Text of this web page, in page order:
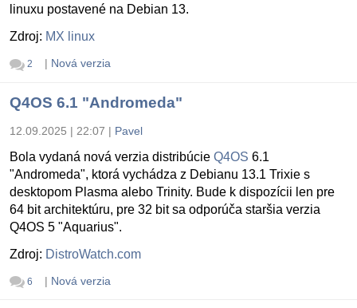
linuxu postavené na Debian 13.
Zdroj: MX linux
2 | Nová verzia
Q4OS 6.1 "Andromeda"
12.09.2025 | 22:07 | Pavel
Bola vydaná nová verzia distribúcie Q4OS 6.1
"Andromeda", ktorá vychádza z Debianu 13.1 Trixie s
desktopom Plasma alebo Trinity. Bude k dispozícii len pre
64 bit architektúru, pre 32 bit sa odporúča staršia verzia
Q4OS 5 "Aquarius".
Zdroj: DistroWatch.com
6 | Nová verzia